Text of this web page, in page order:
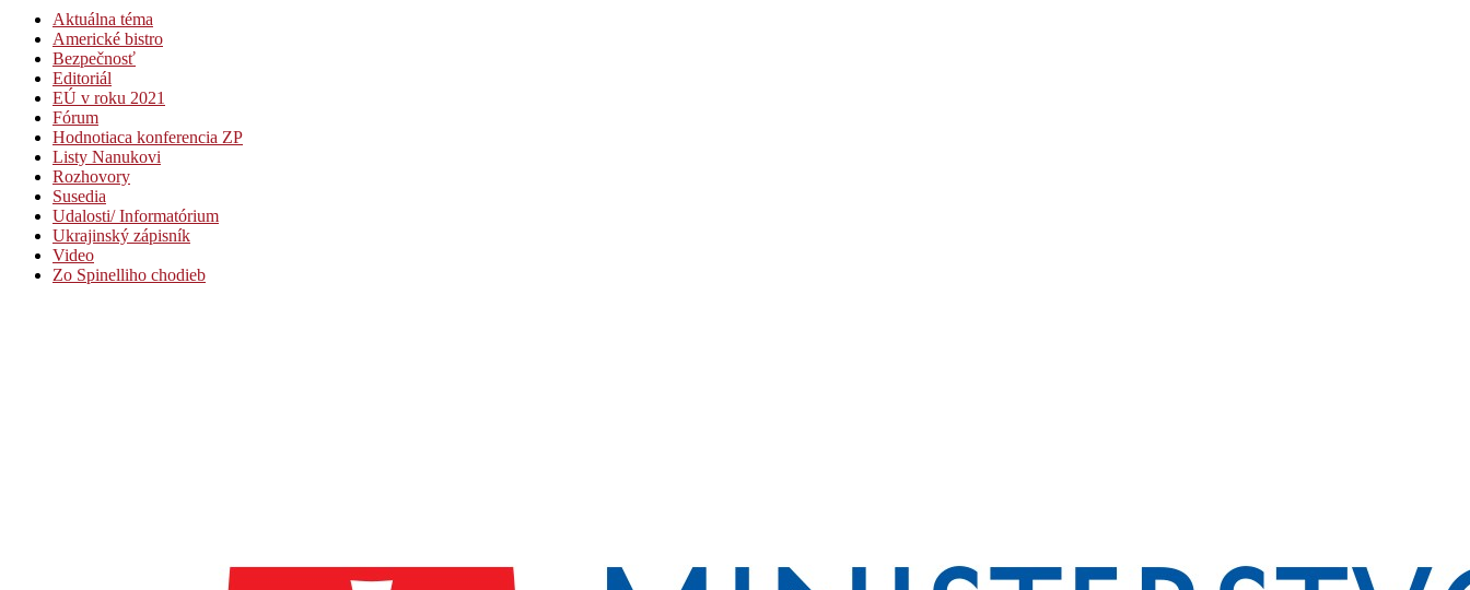
Aktuálna téma
Americké bistro
Bezpečnosť
Editoriál
EÚ v roku 2021
Fórum
Hodnotiaca konferencia ZP
Listy Nanukovi
Rozhovory
Susedia
Udalosti/ Informatórium
Ukrajinský zápisník
Video
Zo Spinelliho chodieb